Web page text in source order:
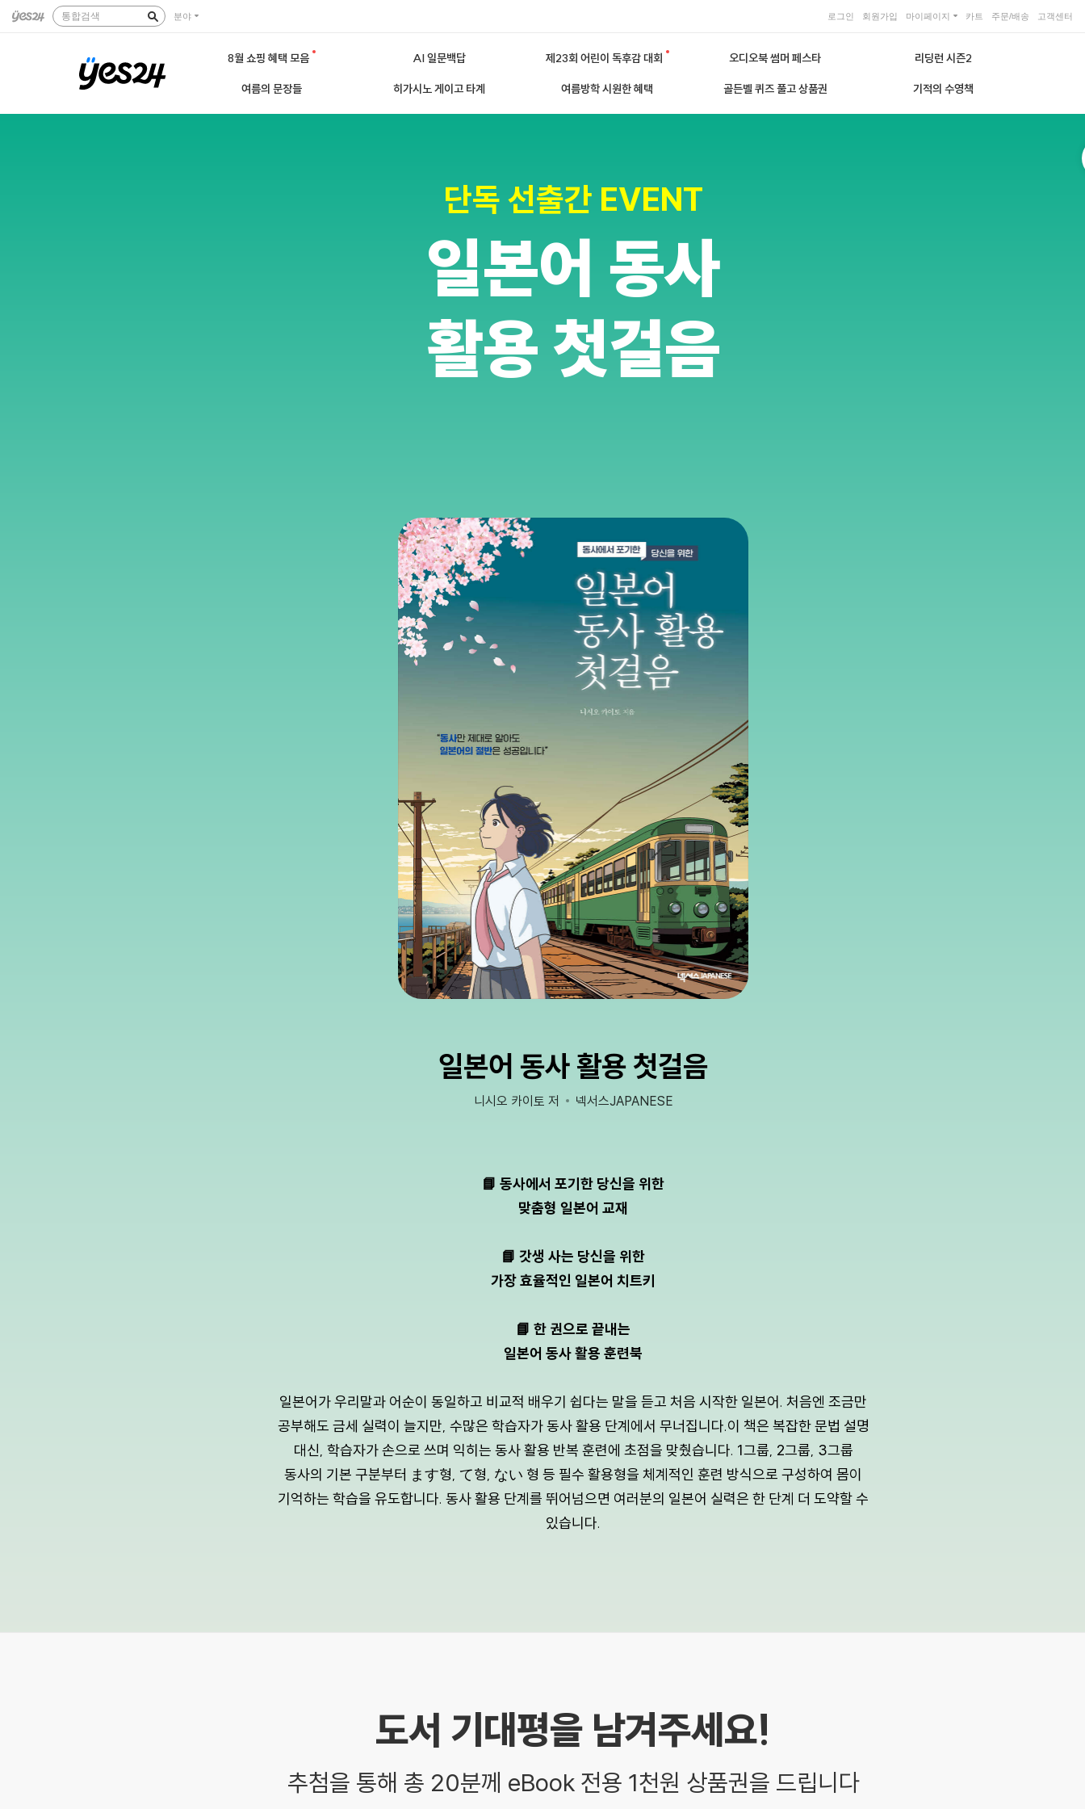
통합검색 분야 로그인 회원가입 마이페이지 카트 주문/배송 고객센터
8월 쇼핑 혜택 모음 AI 일문백답 제23회 어린이 독후감 대회 오디오북 썸머 페스타 리딩런 시즌2
여름의 문장들 히가시노 게이고 타계 여름방학 시원한 혜택 골든벨 퀴즈 풀고 상품권 기적의 수영책
단독 선출간 EVENT
일본어 동사
활용 첫걸음
일본어 동사 활용 첫걸음
니시오 카이토 저 넥서스JAPANESE
📘 동사에서 포기한 당신을 위한
맞춤형 일본어 교재
📘 갓생 사는 당신을 위한
가장 효율적인 일본어 치트키
📘 한 권으로 끝내는
일본어 동사 활용 훈련북
일본어가 우리말과 어순이 동일하고 비교적 배우기 쉽다는 말을 듣고 처음 시작한 일본어. 처음엔 조금만
공부해도 금세 실력이 늘지만, 수많은 학습자가 동사 활용 단계에서 무너집니다.이 책은 복잡한 문법 설명
대신, 학습자가 손으로 쓰며 익히는 동사 활용 반복 훈련에 초점을 맞췄습니다. 1그룹, 2그룹, 3그룹
동사의 기본 구분부터 ます형, て형, ない 형 등 필수 활용형을 체계적인 훈련 방식으로 구성하여 몸이
기억하는 학습을 유도합니다. 동사 활용 단계를 뛰어넘으면 여러분의 일본어 실력은 한 단계 더 도약할 수
있습니다.
도서 기대평을 남겨주세요!
추첨을 통해 총 20분께 eBook 전용 1천원 상품권을 드립니다